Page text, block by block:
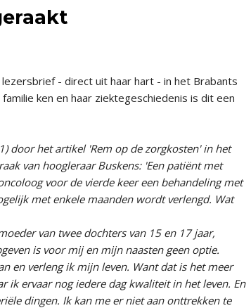
- direct uit haar hart - in het Brabants
ken en haar ziektegeschiedenis is dit een
door het artikel 'Rem op de zorgkosten' in het
van hoogleraar Buskens: 'Een patiënt met
voor de vierde keer een behandeling met
met enkele maanden wordt verlengd. Wat
van twee dochters van 15 en 17 jaar,
is voor mij en mijn naasten geen optie.
en verleng ik mijn leven. Want dat is het meer
ik ervaar nog iedere dag kwaliteit in het leven. En
dingen. Ik kan me er niet aan onttrekken te